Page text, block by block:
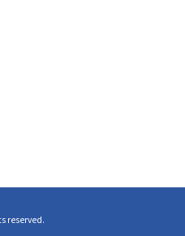
reserved.